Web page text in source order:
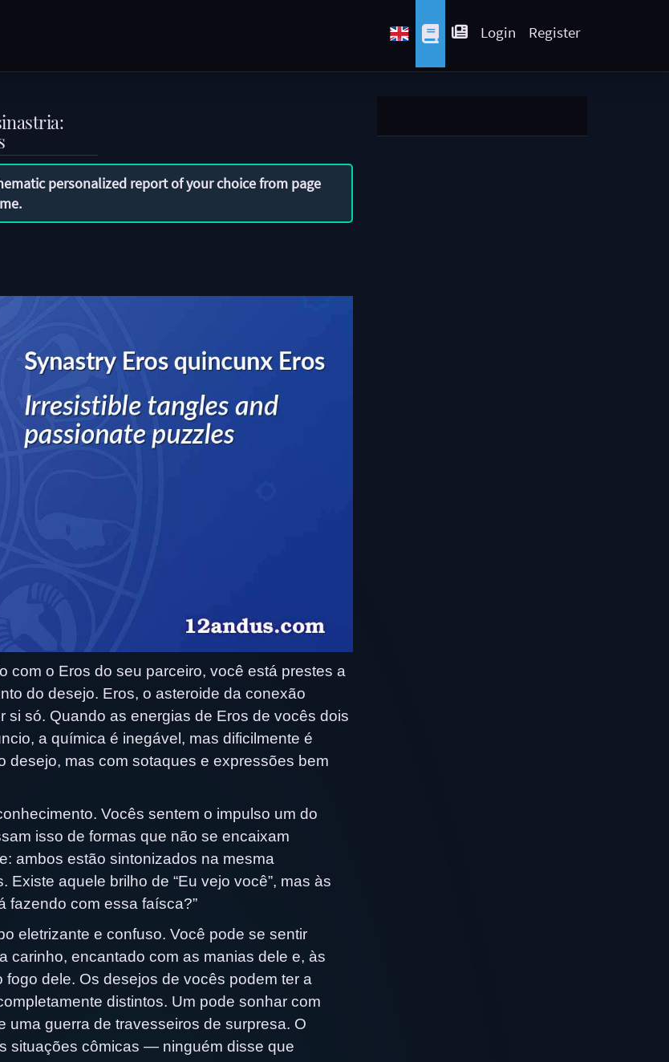
Login Register
personalized report of your choice from page
.
com o Eros do seu parceiro, você está prestes a
do desejo. Eros, o asteroide da conexão
si só. Quando as energias de Eros de vocês dois
a química é inegável, mas dificilmente é
desejo, mas com sotaques e expressões bem
Vocês sentem o impulso um do
isso de formas que não se encaixam
ambos estão sintonizados na mesma
aquele brilho de “Eu vejo você”, mas às
fazendo com essa faísca?”
eletrizante e confuso. Você pode se sentir
carinho, encantado com as manias dele e, às
dele. Os desejos de vocês podem ter a
distintos. Um pode sonhar com
uma guerra de travesseiros de surpresa. O
situações cômicas — ninguém disse que